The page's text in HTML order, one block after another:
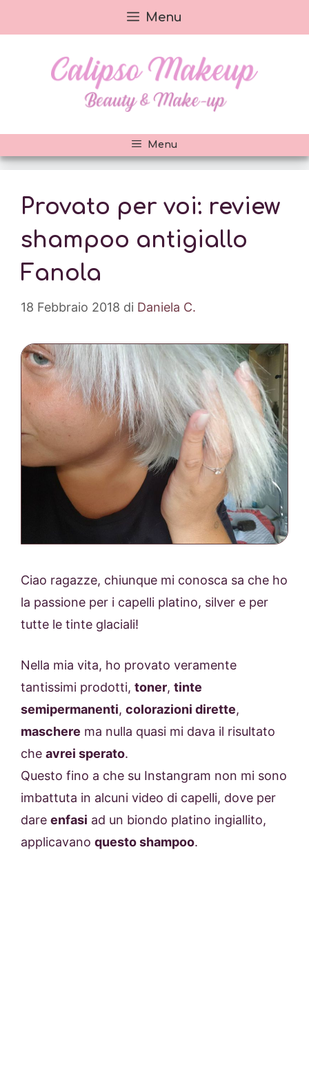
al
Menu
Menu
Provato per voi: review
shampoo antigiallo
Fanola
18 Febbraio 2018 di Daniela C.
Ciao ragazze, chiunque mi conosca sa che ho
la passione per i capelli platino, silver e per
tutte le tinte glaciali!
Nella mia vita, ho provato veramente
tantissimi prodotti, toner, tinte
semipermanenti, colorazioni dirette,
maschere ma nulla quasi mi dava il risultato
che avrei sperato.
Questo fino a che su Instangram non mi sono
imbattuta in alcuni video di capelli, dove per
dare enfasi ad un biondo platino ingiallito,
applicavano questo shampoo.